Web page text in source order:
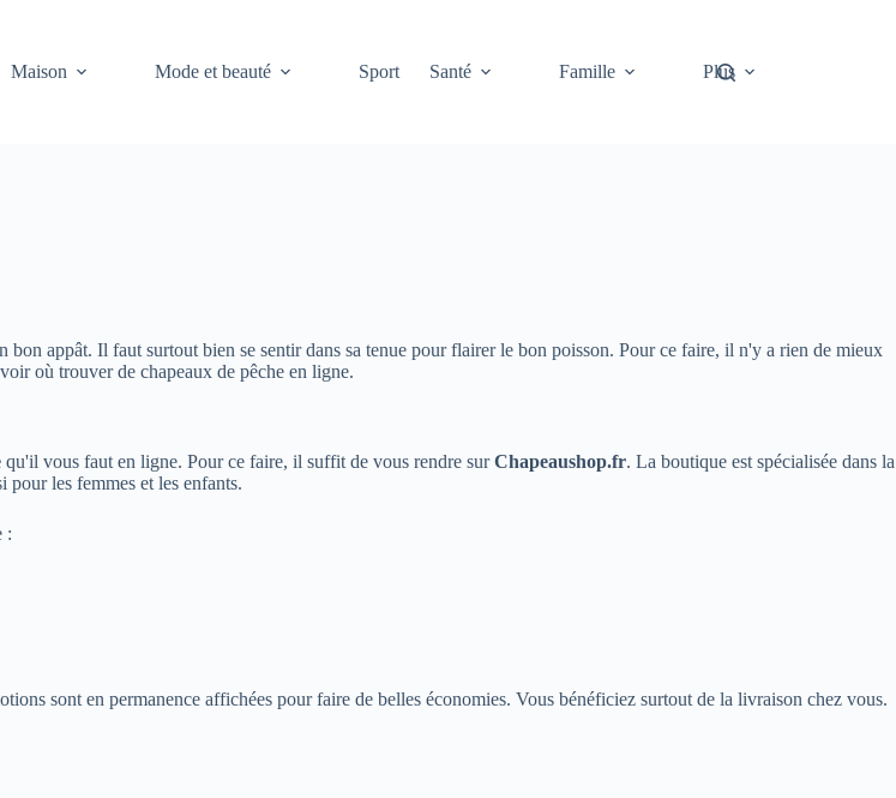
Maison Mode et beauté Sport Santé Famille Plus
appât. Il faut surtout bien se sentir dans sa tenue pour flairer le bon poisson. Pour ce faire, il n'y a rien de mieux
où trouver de chapeaux de pêche en ligne.
qu'il vous faut en ligne. Pour ce faire, il suffit de vous rendre surChapeaushop.fr. La boutique est spécialisée dans la
pour les femmes et les enfants.
:
sont en permanence affichées pour faire de belles économies. Vous bénéficiez surtout de la livraison chez vous.